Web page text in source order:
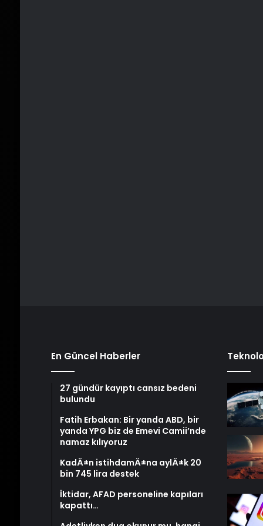
En Güncel Haberler
27 gündür kayıptı cansız bedeni
bulundu
Fatih Erbakan: Bir yanda ABD, bir
yanda YPG biz de Emevi Camii’nde
namaz kılıyoruz
KadÄ±n istihdamÄ±na aylÄ±k 20
bin 745 lira destek
İktidar, AFAD personeline kapıları
kapattı…